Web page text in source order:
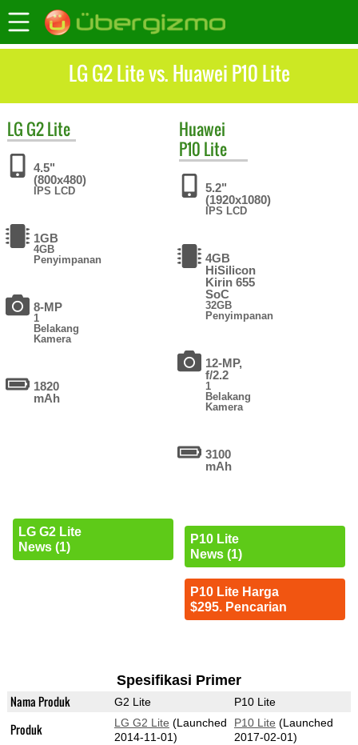
LG G2 Lite vs. Huawei P10 Lite
LG G2 Lite
4.5"
(800x480)
IPS LCD
1GB
4GB
Penyimpanan
8-MP
1
Belakang
Kamera
1820
mAh
LG G2 Lite
News (1)
Huawei
P10 Lite
5.2"
(1920x1080)
IPS LCD
4GB
HiSilicon
Kirin 655
SoC
32GB
Penyimpanan
12-MP,
f/2.2
1
Belakang
Kamera
3100
mAh
P10 Lite
News (1)
P10 Lite Harga
$295. Pencarian
Spesifikasi Primer
Nama Produk G2 Lite P10 Lite
Produk LG G2 Lite (Launched
2014-11-01)
P10 Lite (Launched
2017-02-01)